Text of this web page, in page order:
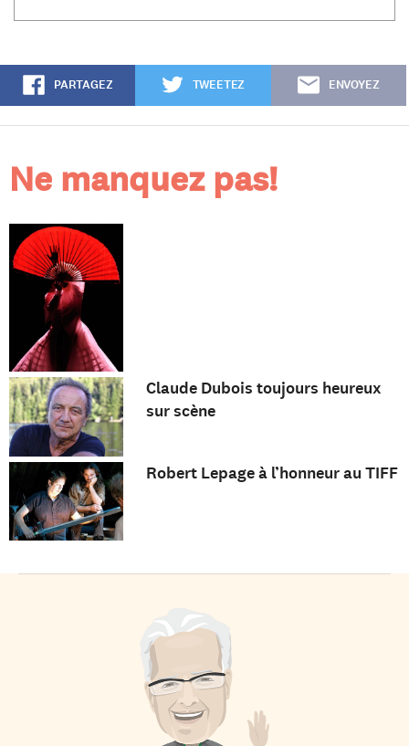
PARTAGEZ TWEETEZ ENVOYEZ
Ne manquez pas!
Claude Dubois toujours heureux
sur scène
Robert Lepage à l’honneur au TIFF